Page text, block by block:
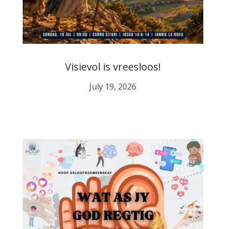
Visievol is vreesloos!
July 19, 2026